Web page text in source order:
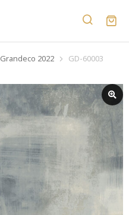
Grandeco 2022 GD-60003